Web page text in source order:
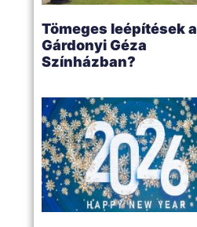
Tömeges leépítések a
Gárdonyi Géza
Színházban?